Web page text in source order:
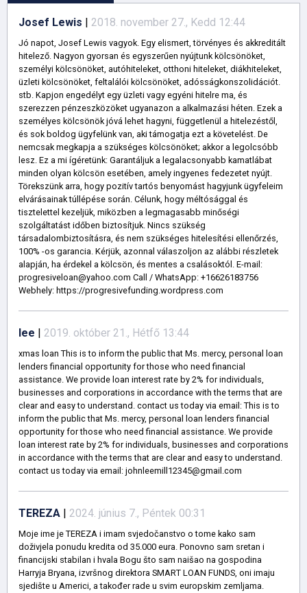
Josef Lewis | 2018. november 27., Kedd 12:44
Jó napot, Josef Lewis vagyok. Egy elismert, törvényes és akkreditált
hitelező. Nagyon gyorsan és egyszerűen nyújtunk kölcsönöket,
személyi kölcsönöket, autóhiteleket, otthoni hiteleket, diákhiteleket,
üzleti kölcsönöket, feltalálói kölcsönöket, adósságkonszolidációt.
stb. Kapjon engedélyt egy üzleti vagy egyéni hitelre ma, és
szerezzen pénzeszközöket ugyanazon a alkalmazási héten. Ezek a
személyes kölcsönök jóvá lehet hagyni, függetlenül a hitelezéstől,
és sok boldog ügyfelünk van, aki támogatja ezt a követelést. De
nemcsak megkapja a szükséges kölcsönöket; akkor a legolcsóbb
lesz. Ez a mi ígéretünk: Garantáljuk a legalacsonyabb kamatlábat
minden olyan kölcsön esetében, amely ingyenes fedezetet nyújt.
Törekszünk arra, hogy pozitív tartós benyomást hagyjunk ügyfeleim
elvárásainak túllépése során. Célunk, hogy méltósággal és
tisztelettel kezeljük, miközben a legmagasabb minőségi
szolgáltatást időben biztosítjuk. Nincs szükség
társadalombiztosításra, és nem szükséges hitelesítési ellenőrzés,
100% -os garancia. Kérjük, azonnal válaszoljon az alábbi részletek
alapján, ha érdekel a kölcsön, és mentes a csalásoktól. E-mail:
progresiveloan@yahoo.com Call / WhatsApp: +16626183756
Webhely: https://progresivefunding.wordpress.com
lee | 2019. október 21., Hétfő 13:44
xmas loan This is to inform the public that Ms. mercy, personal loan
lenders financial opportunity for those who need financial
assistance. We provide loan interest rate by 2% for individuals,
businesses and corporations in accordance with the terms that are
clear and easy to understand. contact us today via email: This is to
inform the public that Ms. mercy, personal loan lenders financial
opportunity for those who need financial assistance. We provide
loan interest rate by 2% for individuals, businesses and corporations
in accordance with the terms that are clear and easy to understand.
contact us today via email: johnleemill12345@gmail.com
TEREZA | 2024. június 7., Péntek 00:31
Moje ime je TEREZA i imam svjedočanstvo o tome kako sam
doživjela ponudu kredita od 35.000 eura. Ponovno sam sretan i
financijski stabilan i hvala Bogu što sam naišao na gospodina
Harryja Bryana, izvršnog direktora SMART LOAN FUNDS, oni imaju
sjedište u Americi, a također rade u svim europskim zemljama.